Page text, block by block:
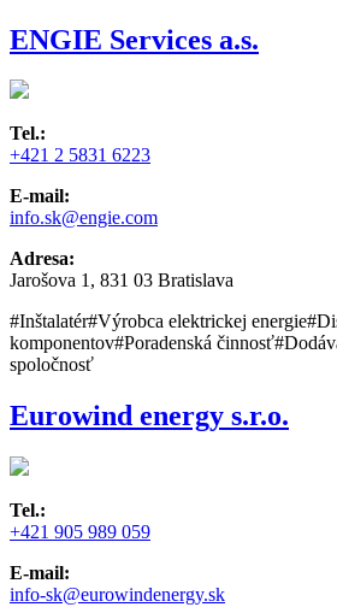
ENGIE Services a.s.
Tel.:
+421 2 5831 6223
E-mail:
info.sk@engie.com
Adresa:
Jarošova 1, 831 03 Bratislava
#Inštalatér#Výrobca elektrickej energie
komponentov#Poradenská činnosť
spoločnosť
Eurowind energy s.r.o.
Tel.:
+421 905 989 059
E-mail:
info-sk@eurowindenergy.sk